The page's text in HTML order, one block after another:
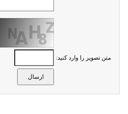
متن تصویر را وارد کنید: